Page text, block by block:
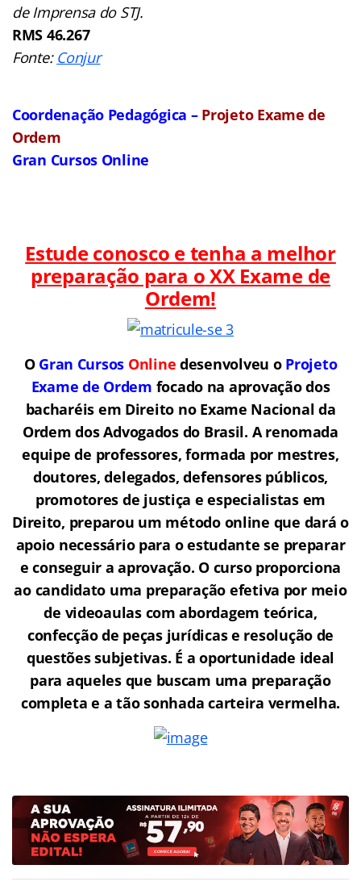
de Imprensa do STJ.
RMS 46.267
Fonte: Conjur
Coordenação Pedagógica – Projeto Exame de
Ordem
Gran Cursos Online
Estude conosco e tenha a melhor
preparação para oXX Exame de
Ordem!
O Gran Cursos Online desenvolveu o Projeto
Exame de Ordem focado na aprovação dos
bacharéis em Direito no Exame Nacional da
Ordem dos Advogados do Brasil. A renomada
equipe de professores, formada por mestres,
doutores, delegados, defensores públicos,
promotores de justiça e especialistas em
Direito, preparou um método online que dará o
apoio necessário para o estudante se preparar
e conseguir a aprovação. O curso proporciona
ao candidato uma preparação efetiva por meio
de videoaulas com abordagem teórica,
confecção de peças jurídicas e resolução de
questões subjetivas. É a oportunidade ideal
para aqueles que buscam uma preparação
completa e a tão sonhada carteira vermelha.